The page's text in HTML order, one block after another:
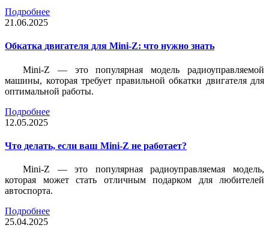
Подробнее
21.06.2025
Обкатка двигателя для Mini-Z: что нужно знать
Mini-Z — это популярная модель радиоуправляемой
машины, которая требует правильной обкатки двигателя для
оптимальной работы.
Подробнее
12.05.2025
Что делать, если ваш Mini-Z не работает?
Mini-Z — это популярная радиоуправляемая модель,
которая может стать отличным подарком для любителей
автоспорта.
Подробнее
25.04.2025